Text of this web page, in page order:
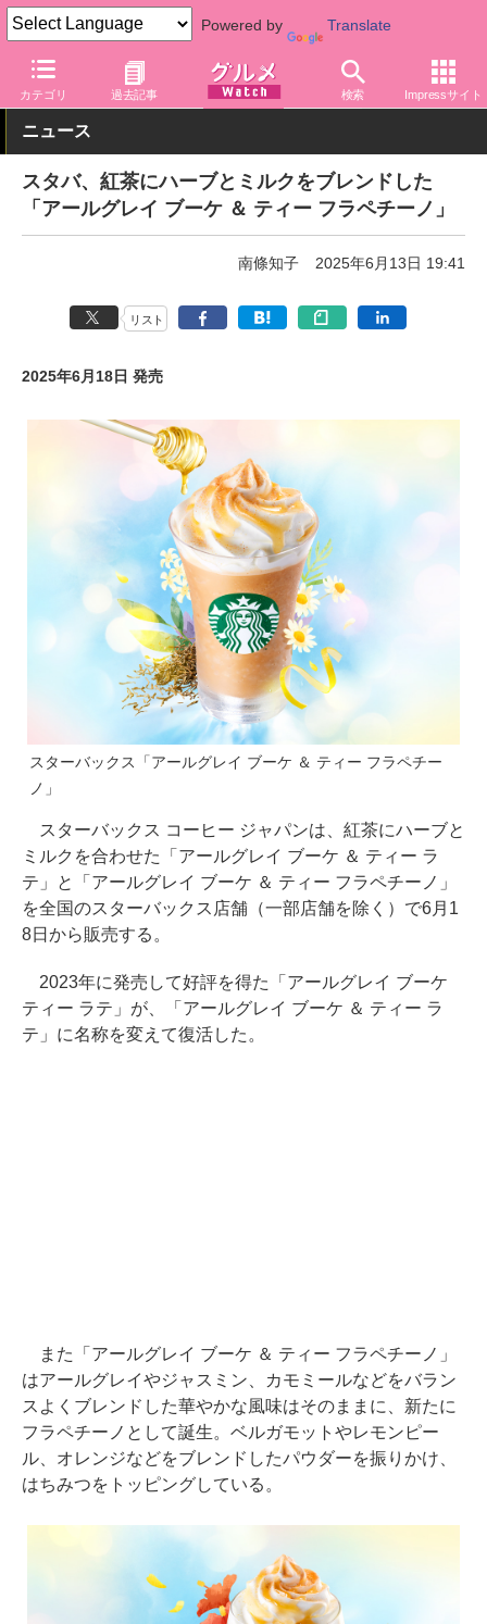
Powered by Translate
カテゴリ 過去記事 検索 Impressサイト
グルメ Watch 店舗 カフェ スターバックス
ニュース
スタバ、紅茶にハーブとミルクをブレンドした
「アールグレイ ブーケ ＆ ティー フラペチーノ」
南條知子 2025年6月13日 19:41
リスト
2025年6月18日 発売
スターバックス「アールグレイ ブーケ ＆ ティー フラペチー
ノ」
スターバックス コーヒー ジャパンは、紅茶にハーブと
ミルクを合わせた「アールグレイ ブーケ ＆ ティー ラ
テ」と「アールグレイ ブーケ ＆ ティー フラペチーノ」
を全国のスターバックス店舗（一部店舗を除く）で6月1
8日から販売する。
2023年に発売して好評を得た「アールグレイ ブーケ
ティー ラテ」が、「アールグレイ ブーケ ＆ ティー ラ
テ」に名称を変えて復活した。
また「アールグレイ ブーケ ＆ ティー フラペチーノ」
はアールグレイやジャスミン、カモミールなどをバラン
スよくブレンドした華やかな風味はそのままに、新たに
フラペチーノとして誕生。ベルガモットやレモンピー
ル、オレンジなどをブレンドしたパウダーを振りかけ、
はちみつをトッピングしている。